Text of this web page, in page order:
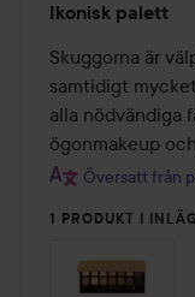
5
av
5
Ikonisk palett
Skuggorna är
samtidigt
alla nödvändiga
ögonmakeup
Översatt från
1 PRODUKT I